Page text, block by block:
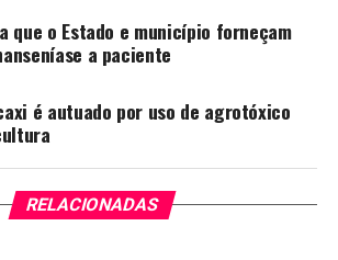
que o Estado e município forneçam
a paciente
é autuado por uso de agrotóxico
RELACIONADAS